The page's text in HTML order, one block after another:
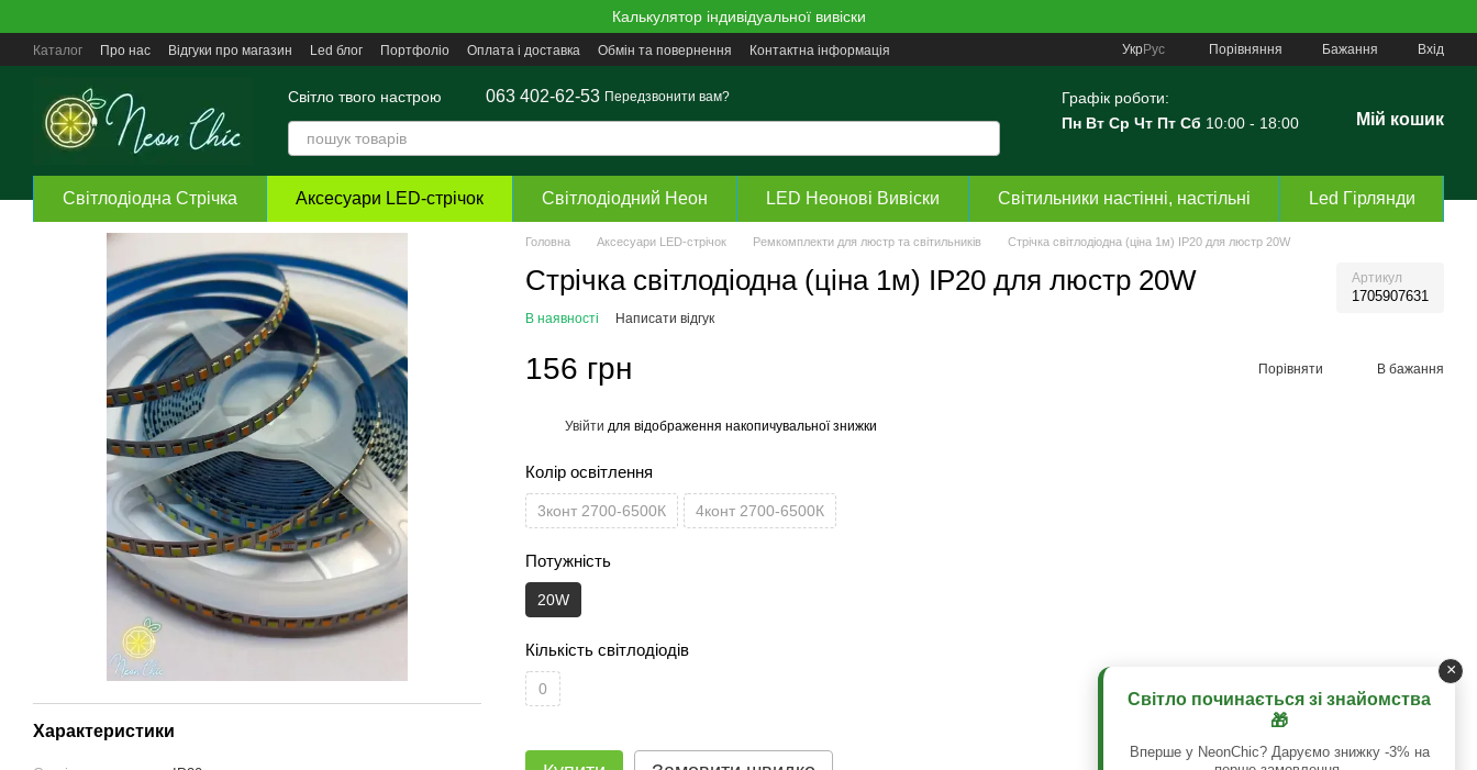
Калькулятор індивідуальної вивіски
Каталог Про нас Відгуки про магазин Led блог Портфоліо Оплата і доставка Обмін та повернення
Контактна інформація
УкрРус Порівняння Бажання Вхід
Світло твого настрою 063 402-62-53 Передзвонити вам?
Графік роботи:
Пн Вт Ср Чт Пт Сб 10:00 - 18:00 Мій кошик
Світлодіодна Стрічка Аксесуари LED-стрічок Світлодіодний Неон LED Неонові Вивіски Світильники настінні, настільні Led Гірлянди
Характеристики
Головна Аксесуари LED-стрічок Ремкомплекти для люстр та світильників Стрічка світлодіодна (ціна 1м) IP20 для люстр 20W
Стрічка світлодіодна (ціна 1м) IP20 для люстр 20W Артикул
1705907631
В наявності Написати відгук
156 грн Порівняти В бажання
Увійти для відображення накопичувальної знижки
Колір освітлення
3конт 2700-6500К 4конт 2700-6500К
Потужність
20W
Кількість світлодіодів
0
×
Світло починається зі знайомства
🎁
Вперше у NeonChic? Даруємо знижку -3% на